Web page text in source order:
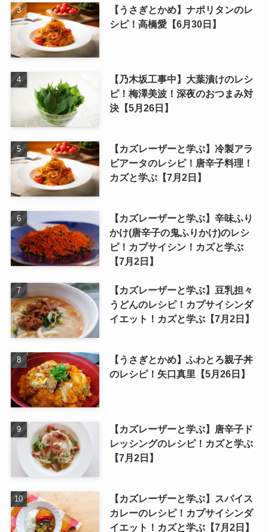
【うさぎとかめ】ナポリタンのレ
シピ！高橋愛【6月30日】
【乃木坂工事中】大葉漬けのレシ
ピ！梅澤美波！深夜のおつまみ対
決【5月26日】
【カズレーザーと学ぶ】冷製アラ
ビアータのレシピ！唐辛子料理！
カズと学ぶ【7月2日】
【カズレーザーと学ぶ】辛味ふり
かけ(唐辛子の鬼ふりかけ)のレシ
ピ！カプサイシン！カズと学ぶ
【7月2日】
【カズレーザーと学ぶ】豆乳担々
うどんのレシピ！カプサイシンダ
イエット！カズと学ぶ【7月2日】
【うさぎとかめ】ふわとろ親子丼
のレシピ！矢口真里【5月26日】
【カズレーザーと学ぶ】唐辛子ド
レッシングのレシピ！カズと学ぶ
【7月2日】
【カズレーザーと学ぶ】スパイス
カレーのレシピ！カプサイシンダ
イエット！カズと学ぶ【7月2日】